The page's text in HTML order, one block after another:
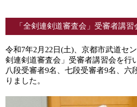
「全剣連剣道審査会」受審者講習
令和7年2月22日(土)、京都市武道セ
剣連剣道審査会」受審者講習会を行
八段受審者9名、七段受審者9名、六
りました。